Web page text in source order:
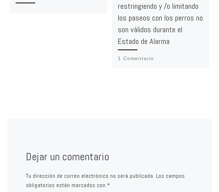
restringiendo y /o limitando
los paseos con los perros no
son válidos durante el
Estado de Alarma
1 Comentario
Dejar un comentario
Tu dirección de correo electrónico no será publicada. Los campos
obligatorios están marcados con *